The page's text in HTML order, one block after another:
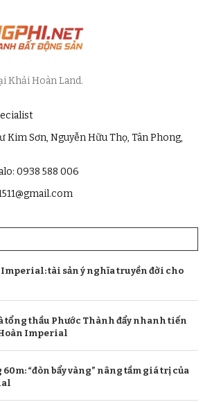
Khải Hoàn Land.
Kim Sơn, Nguyễn Hữu Thọ, Tân Phong,
0938 588 006
Imperial: tài sản ý nghĩa truyền đời cho
tổng thầu Phước Thành đẩy nhanh tiến
Imperial
60m: “đòn bẩy vàng” nâng tầm giá trị của